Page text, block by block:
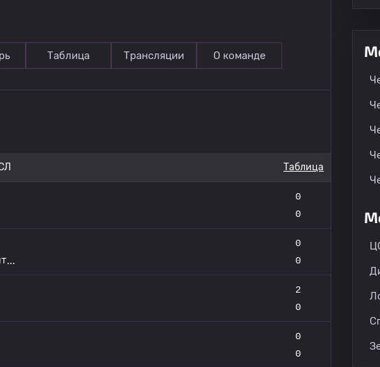
Таблица Трансляции О команде
Таблица
0
0
0
0
2
0
0
0